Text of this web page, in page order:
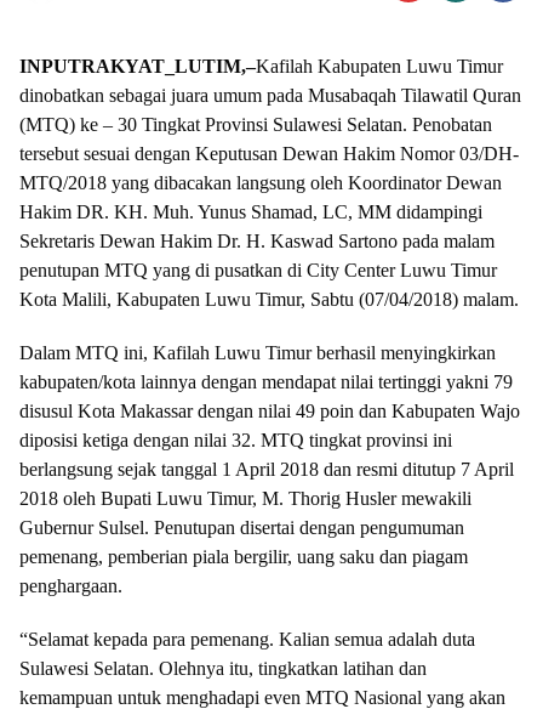
INPUTRAKYAT_LUTIM,–Kafilah Kabupaten Luwu Timur
dinobatkan sebagai juara umum pada Musabaqah Tilawatil Quran
(MTQ) ke – 30 Tingkat Provinsi Sulawesi Selatan. Penobatan
tersebut sesuai dengan Keputusan Dewan Hakim Nomor 03/DH-
MTQ/2018 yang dibacakan langsung oleh Koordinator Dewan
Hakim DR. KH. Muh. Yunus Shamad, LC, MM didampingi
Sekretaris Dewan Hakim Dr. H. Kaswad Sartono pada malam
penutupan MTQ yang di pusatkan di City Center Luwu Timur
Kota Malili, Kabupaten Luwu Timur, Sabtu (07/04/2018) malam.
Dalam MTQ ini, Kafilah Luwu Timur berhasil menyingkirkan
kabupaten/kota lainnya dengan mendapat nilai tertinggi yakni 79
disusul Kota Makassar dengan nilai 49 poin dan Kabupaten Wajo
diposisi ketiga dengan nilai 32. MTQ tingkat provinsi ini
berlangsung sejak tanggal 1 April 2018 dan resmi ditutup 7 April
2018 oleh Bupati Luwu Timur, M. Thorig Husler mewakili
Gubernur Sulsel. Penutupan disertai dengan pengumuman
pemenang, pemberian piala bergilir, uang saku dan piagam
penghargaan.
“Selamat kepada para pemenang. Kalian semua adalah duta
Sulawesi Selatan. Olehnya itu, tingkatkan latihan dan
kemampuan untuk menghadapi even MTQ Nasional yang akan